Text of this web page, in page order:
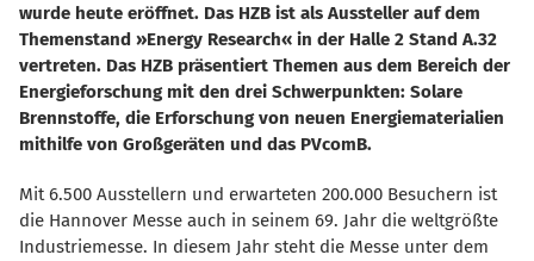
wurde heute eröffnet. Das HZB ist als Aussteller auf dem
Themenstand »Energy Research« in der Halle 2 Stand A.32
vertreten. Das HZB präsentiert Themen aus dem Bereich der
Energieforschung mit den drei Schwerpunkten: Solare
Brennstoffe, die Erforschung von neuen Energiematerialien
mithilfe von Großgeräten und das PVcomB.
Mit 6.500 Ausstellern und erwarteten 200.000 Besuchern ist
die Hannover Messe auch in seinem 69. Jahr die weltgrößte
Industriemesse. In diesem Jahr steht die Messe unter dem